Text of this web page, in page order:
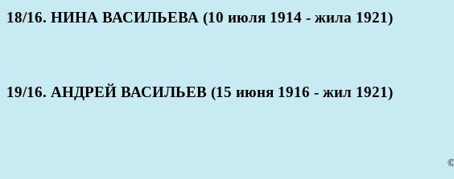
18/16. НИНА ВАСИЛЬЕВА (10 июля 1914 - жила 1921)
19/16. АНДРЕЙ ВАСИЛЬЕВ (15 июня 1916 - жил 1921)